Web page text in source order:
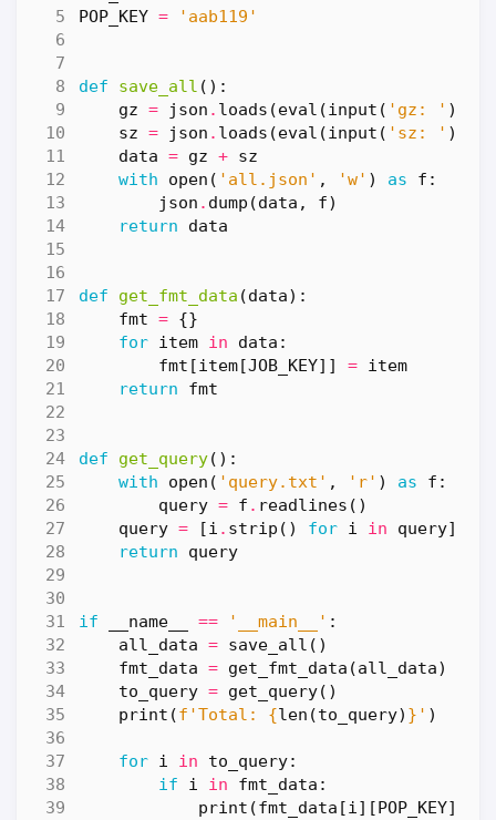
POP_KEY = 'aab119'
def save_all ():
gz = json . loads (eval (input ( 'gz: ' )))
sz = json . loads (eval (input ( 'sz: ' )))
data = gz + sz
with
open ( 'all.json' , 'w' ) as f :
json . dump (data , f)
return
data
def get_fmt_data (data):
fmt = {}
for item in data :
fmt [item[JOB_KEY]] = item
return
fmt
def get_query():
with
open ( 'query.txt' , 'r' ) as f :
query = f . readlines ()
query = [i . strip () for i in query]
return
query
if __name__ == '__main__' :
all_data = save_all ()
fmt_data = get_fmt_data (all_data)
to_query = get_query()
print (f 'Total: {len (to_query) } ' )
for i in to_query:
if
i in fmt_data :
print (fmt_data [i][POP_KEY])